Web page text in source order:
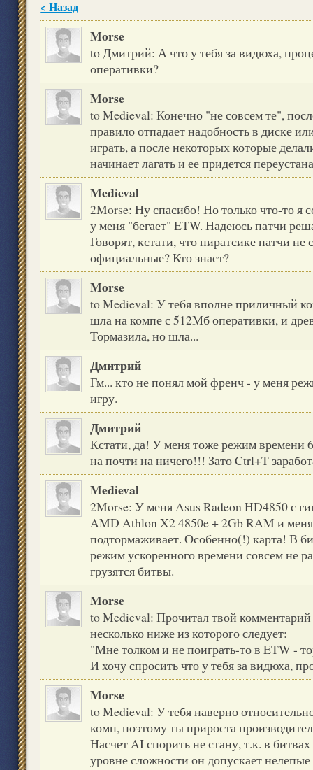
< Назад
Morse
to Дмитрий: А что у тебя за видюха,
оперативки?
Morse
to Medieval: Конечно "не совсем те",
правило отпадает надобность в диске
играть, а после некоторых которые
начинает лагать и ее придется
Medieval
2Morse: Ну спасибо! Но только что-то я
у меня "бегает" ETW. Надеюсь патчи
Говорят, кстати, что пиратсике патчи не
официальные? Кто знает?
Morse
to Medieval: У тебя вполне приличный
шла на компе с 512Мб оперативки, и
Тормазила, но шла...
Дмитрий
Гм... кто не понял мой френч - у меня
игру.
Дмитрий
Кстати, да! У меня тоже режим времени
на почти на ничего!!! Зато Ctrl+T
Medieval
2Morse: У меня Asus Radeon HD4850 с
AMD Athlon X2 4850e + 2Gb RAM и
подтормаживает. Особенно(!) карта! В
режим ускоренного времени совсем не
грузятся битвы.
Morse
to Medieval: Прочитал твой
несколько ниже из которого следует:
"Мне толком и не поиграть-то в ETW -
И хочу спросить что у тебя за видюха,
Morse
to Medieval: У тебя наверно
комп, поэтому ты прироста
Насчет AI спорить не стану, т.к. в
уровне сложности он допускает